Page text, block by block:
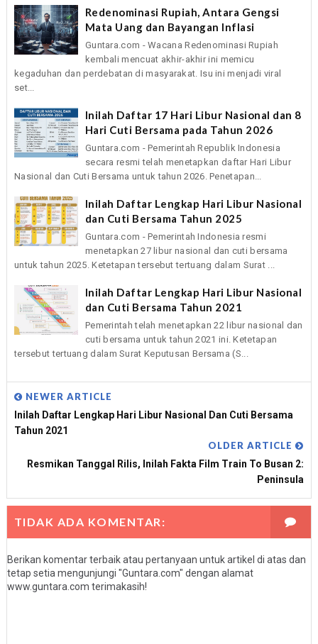
Redenominasi Rupiah, Antara Gengsi
Mata Uang dan Bayangan Inflasi
Guntara.com - Wacana Redenominasi Rupiah
kembali mencuat akhir-akhir ini memicu
kegaduhan dan perdebatan di masyarakat. Isu ini menjadi viral
set...
Inilah Daftar 17 Hari Libur Nasional dan 8
Hari Cuti Bersama pada Tahun 2026
Guntara.com - Pemerintah Republik Indonesia
secara resmi telah menetapkan daftar Hari Libur
Nasional dan Cuti Bersama untuk tahun 2026. Penetapan...
Inilah Daftar Lengkap Hari Libur Nasional
dan Cuti Bersama Tahun 2025
Guntara.com - Pemerintah Indonesia resmi
menetapkan 27 libur nasional dan cuti bersama
untuk tahun 2025. Ketetapan tersebut tertuang dalam Surat ...
Inilah Daftar Lengkap Hari Libur Nasional
dan Cuti Bersama Tahun 2021
Pemerintah telah menetapkan 22 libur nasional dan
cuti bersama untuk tahun 2021 ini. Ketetapan
tersebut tertuang dalam Surat Keputusan Bersama (S...
NEWER ARTICLE
Inilah Daftar Lengkap Hari Libur Nasional Dan Cuti Bersama
Tahun 2021
OLDER ARTICLE
Resmikan Tanggal Rilis, Inilah Fakta Film Train To Busan 2:
Peninsula
TIDAK ADA KOMENTAR:
Berikan komentar terbaik atau pertanyaan untuk artikel di atas dan
tetap setia mengunjungi "Guntara.com" dengan alamat
www.guntara.com terimakasih!